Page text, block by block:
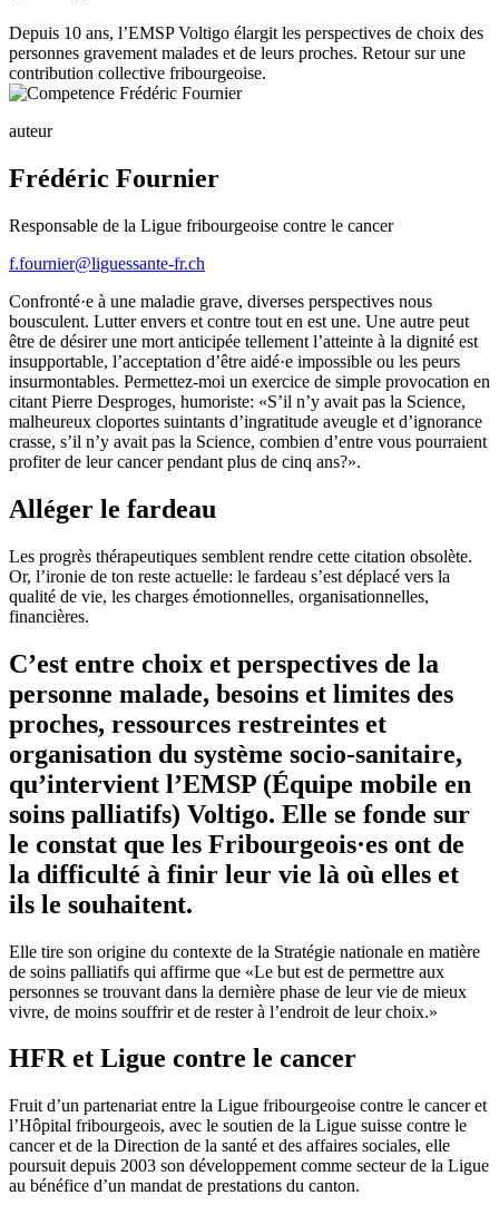
Depuis 10 ans, l’EMSP Voltigo élargit les perspectives de choix des
personnes gravement malades et de leurs proches. Retour sur une
contribution collective fribourgeoise.
auteur
Frédéric Fournier
Responsable de la Ligue fribourgeoise contre le cancer
f.fournier@liguessante-fr.ch
Confronté·e à une maladie grave, diverses perspectives nous
bousculent. Lutter envers et contre tout en est une. Une autre peut
être de désirer une mort anticipée tellement l’atteinte à la dignité est
insupportable, l’acceptation d’être aidé·e impossible ou les peurs
insurmontables. Permettez-moi un exercice de simple provocation en
citant Pierre Desproges, humoriste: «S’il n’y avait pas la Science,
malheureux cloportes suintants d’ingratitude aveugle et d’ignorance
crasse, s’il n’y avait pas la Science, combien d’entre vous pourraient
profiter de leur cancer pendant plus de cinq ans?».
Alléger le fardeau
Les progrès thérapeutiques semblent rendre cette citation obsolète.
Or, l’ironie de ton reste actuelle: le fardeau s’est déplacé vers la
qualité de vie, les charges émotionnelles, organisationnelles,
financières.
C’est entre choix et perspectives de la
personne malade, besoins et limites des
proches, ressources restreintes et
organisation du système socio-sanitaire,
qu’intervient l’EMSP (Équipe mobile en
soins palliatifs) Voltigo. Elle se fonde sur
le constat que les Fribourgeois·es ont de
la difficulté à finir leur vie là où elles et
ils le souhaitent.
Elle tire son origine du contexte de la Stratégie nationale en matière
de soins palliatifs qui affirme que «Le but est de permettre aux
personnes se trouvant dans la dernière phase de leur vie de mieux
vivre, de moins souffrir et de rester à l’endroit de leur choix.»
HFR et Ligue contre le cancer
Fruit d’un partenariat entre la Ligue fribourgeoise contre le cancer et
l’Hôpital fribourgeois, avec le soutien de la Ligue suisse contre le
cancer et de la Direction de la santé et des affaires sociales, elle
poursuit depuis 2003 son développement comme secteur de la Ligue
au bénéfice d’un mandat de prestations du canton.